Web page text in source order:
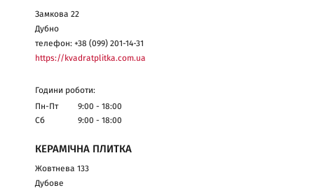
Замкова 22
Дубно
телефон: +38 (099) 201-14-31
https://kvadratplitka.com.ua
Години роботи:
Пн-Пт
9:00 - 18:00
Сб
9:00 - 18:00
КЕРАМІЧНА ПЛИТКА
Жовтнева 133
Дубове